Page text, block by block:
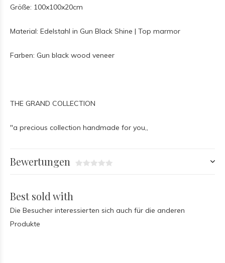
Größe: 100x100x20cm
Material: Edelstahl in Gun Black Shine | Top marmor
Farben: Gun black wood veneer
THE GRAND COLLECTION
"a precious collection handmade for you,,
Bewertungen
Best sold with
Die Besucher interessierten sich auch für die anderen
Produkte